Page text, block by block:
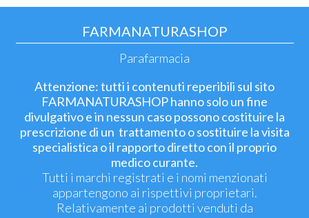
FARMANATURASHOP
Parafarmacia
Attenzione: tutti i contenuti reperibili sul sito
FARMANATURASHOP hanno solo un fine
divulgativo e in nessun caso possono costituire la
prescrizione di un trattamento o sostituire la visita
specialistica o il rapporto diretto con il proprio
medico curante.
Tutti i marchi registrati e i nomi menzionati
appartengono ai rispettivi proprietari.
Relativamente ai prodotti venduti da